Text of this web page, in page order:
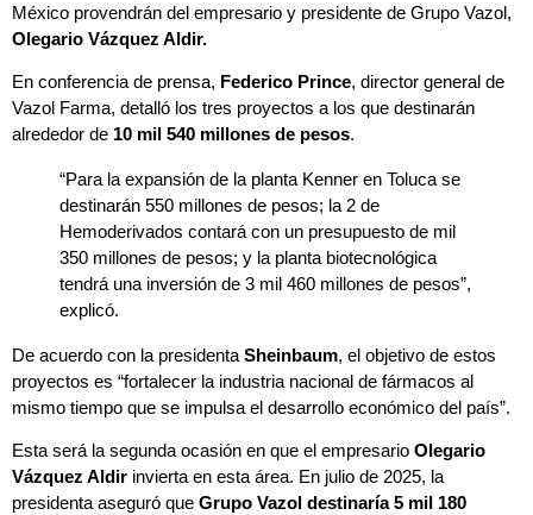
México provendrán del empresario y presidente de Grupo Vazol,
Olegario Vázquez Aldir.
En conferencia de prensa, Federico Prince, director general de
Vazol Farma, detalló los tres proyectos a los que destinarán
alrededor de 10 mil 540 millones de pesos.
“Para la expansión de la planta Kenner en Toluca se
destinarán 550 millones de pesos; la 2 de
Hemoderivados contará con un presupuesto de mil
350 millones de pesos; y la planta biotecnológica
tendrá una inversión de 3 mil 460 millones de pesos”,
explicó.
De acuerdo con la presidenta Sheinbaum, el objetivo de estos
proyectos es “fortalecer la industria nacional de fármacos al
mismo tiempo que se impulsa el desarrollo económico del país”.
Esta será la segunda ocasión en que el empresario Olegario
Vázquez Aldir invierta en esta área. En julio de 2025, la
presidenta aseguró que Grupo Vazol destinaría 5 mil 180